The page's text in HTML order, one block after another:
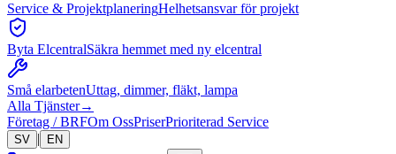
Service & ProjektplaneringHelhetsansvar för projekt
Byta ElcentralSäkra hemmet med ny elcentral
Små elarbetenUttag, dimmer, fläkt, lampa
Alla Tjänster→
Företag / BRFOm OssPriserPrioriterad Service
SV | EN